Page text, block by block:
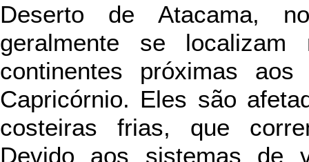
Deserto de Atacama,
geralmente se
continentes próximas
Capricórnio. Eles são
costeiras frias, que
Devido aos sistemas de